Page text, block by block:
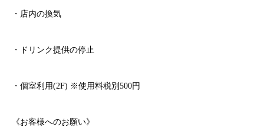
・店内の換気
・ドリンク提供の停止
・個室利用(2F) ※使用料税別 500円
《お客様へのお願い》